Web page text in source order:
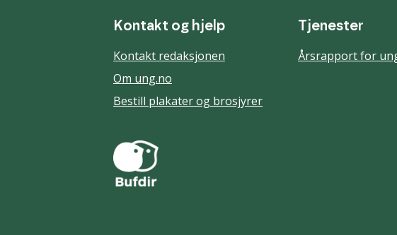
Kontakt og hjelp
Kontakt redaksjonen
Om ung.no
Bestill plakater og brosjyrer
Tjenester
Årsrapport for